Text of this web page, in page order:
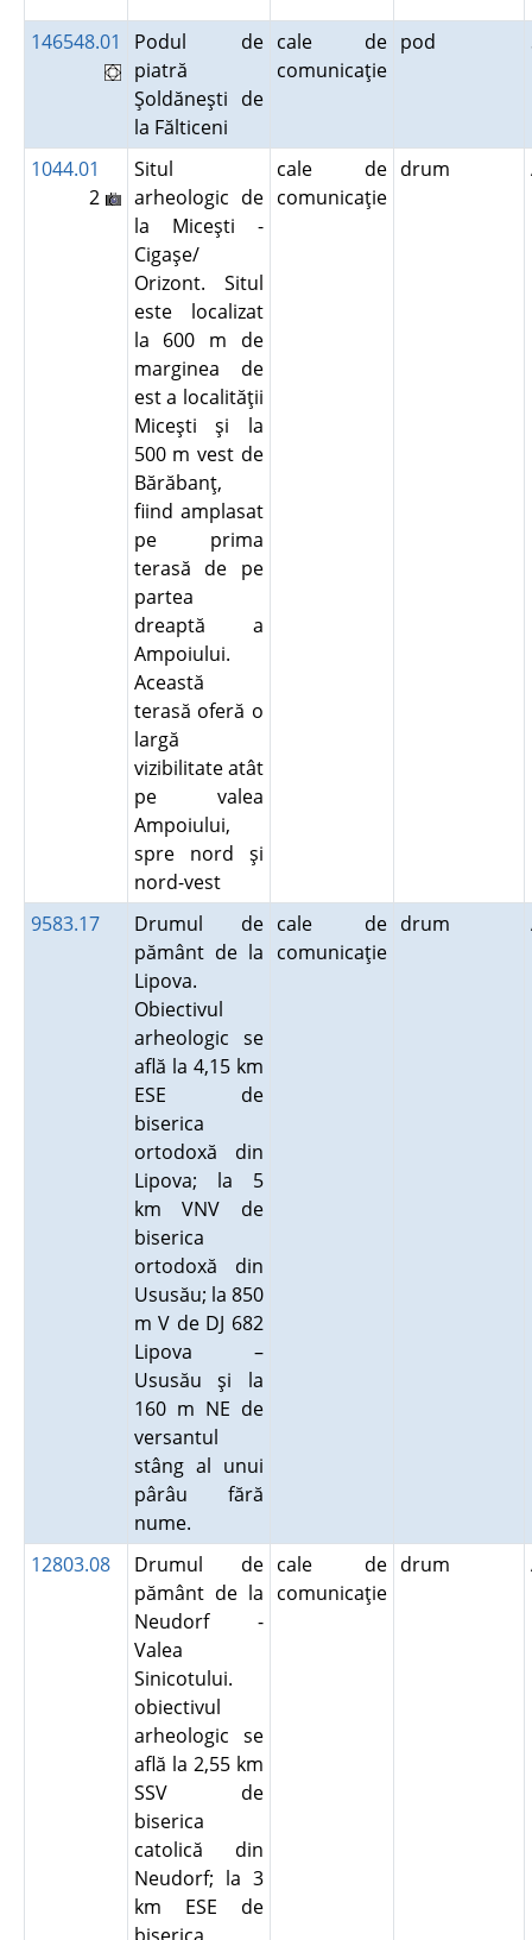
146548.01
Podul de
piatră
Şoldăneşti de
la Fălticeni
cale de
comunicaţie
pod
1044.01
2
Situl
arheologic de
la Miceşti -
Cigaşe/
Orizont. Situl
este localizat
la 600 m de
marginea de
est a localităţii
Miceşti şi la
500 m vest de
Bărăbanţ,
fiind amplasat
pe prima
terasă de pe
partea
dreaptă a
Ampoiului.
Această
terasă oferă o
largă
vizibilitate atât
pe valea
Ampoiului,
spre nord şi
nord-vest
cale de
comunicaţie
drum
9583.17
Drumul de
pământ de la
Lipova.
Obiectivul
arheologic se
află la 4,15 km
ESE de
biserica
ortodoxă din
Lipova; la 5
km VNV de
biserica
ortodoxă din
Ususău; la 850
m V de DJ 682
Lipova –
Ususău şi la
160 m NE de
versantul
stâng al unui
pârâu fără
nume.
cale de
comunicaţie
drum
12803.08
Drumul de
pământ de la
Neudorf -
Valea
Sinicotului.
obiectivul
arheologic se
află la 2,55 km
SSV de
biserica
catolică din
Neudorf; la 3
km ESE de
cale de
comunicaţie
drum